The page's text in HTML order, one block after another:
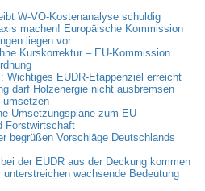
W-VO-Kostenanalyse schuldig
machen! Europäische Kommission
liegen vor
Kurskorrektur – EU-Kommission
Wichtiges EUDR-Etappenziel erreicht
darf Holzenergie nicht ausbremsen
umsetzen
Umsetzungspläne zum EU-
Forstwirtschaft
begrüßen Vorschläge Deutschlands
der EUDR aus der Deckung kommen
wachsende Bedeutung